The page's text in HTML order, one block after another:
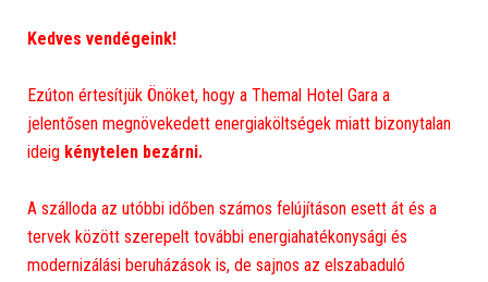
Kedves vendégeink!
Ezúton értesítjük Önöket, hogy a Themal Hotel Gara a
jelentősen megnövekedett energiaköltségek miatt bizonytalan
ideig kénytelen bezárni.
A szálloda az utóbbi időben számos felújításon esett át és a
tervek között szerepelt további energiahatékonysági és
modernizálási beruházások is, de sajnos az elszabaduló